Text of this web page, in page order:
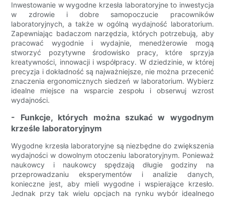
Inwestowanie w wygodne krzesła laboratoryjne to inwestycja
w zdrowie i dobre samopoczucie pracowników
laboratoryjnych, a także w ogólną wydajność laboratorium.
Zapewniając badaczom narzędzia, których potrzebują, aby
pracować wygodnie i wydajnie, menedżerowie mogą
stworzyć pozytywne środowisko pracy, które sprzyja
kreatywności, innowacji i współpracy. W dziedzinie, w której
precyzja i dokładność są najważniejsze, nie można przecenić
znaczenia ergonomicznych siedzeń w laboratorium. Wybierz
idealne miejsce na wsparcie zespołu i obserwuj wzrost
wydajności.
- Funkcje, których można szukać w wygodnym
krześle laboratoryjnym
Wygodne krzesła laboratoryjne są niezbędne do zwiększenia
wydajności w dowolnym otoczeniu laboratoryjnym. Ponieważ
naukowcy i naukowcy spędzają długie godziny na
przeprowadzaniu eksperymentów i analizie danych,
konieczne jest, aby mieli wygodne i wspierające krzesło.
Jednak przy tak wielu opcjach na rynku wybór idealnego